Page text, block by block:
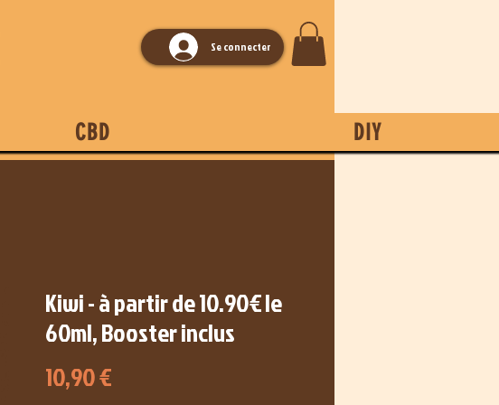
Se connecter
CBD DIY
Kiwi - à partir de 10.90€ le
60ml, Booster inclus
10,90 €Prix